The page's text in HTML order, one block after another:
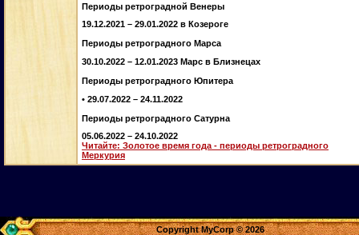
Периоды ретроградной Венеры
19.12.2021 – 29.01.2022 в Козероге
Периоды ретроградного Марса
30.10.2022 – 12.01.2023 Марс в Близнецах
Периоды ретроградного Юпитера
• 29.07.2022 – 24.11.2022
Периоды ретроградного Сатурна
05.06.2022 – 24.10.2022
Читайте: Золотое время года - периоды ретроградного
Меркурия
Copyright MyCorp © 2026